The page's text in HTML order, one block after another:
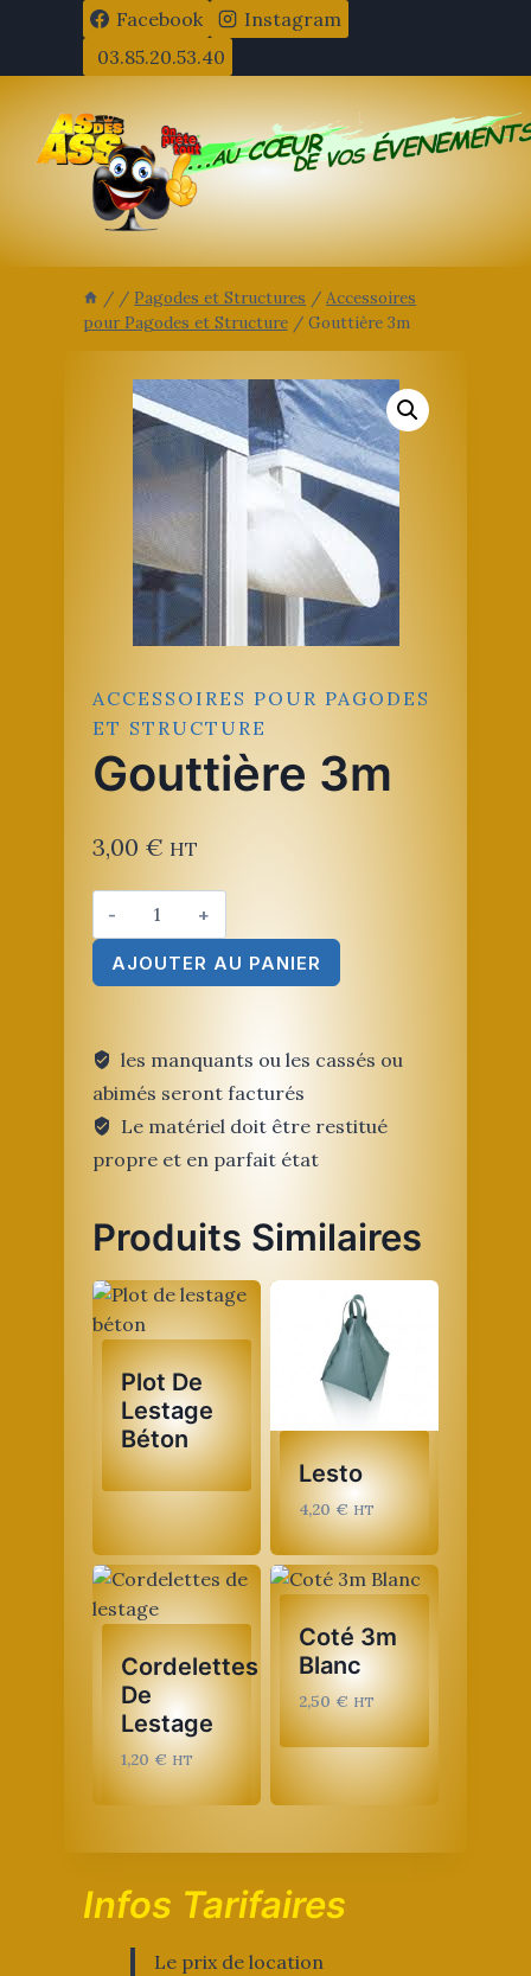
contenu
Facebook
Instagram
03.85.20.53.40
/ / Pagodes et Structures / Accessoires
pour Pagodes et Structure / Gouttière 3m
ACCESSOIRES POUR PAGODES
ET STRUCTURE
Gouttière 3m
3,00 € HT
quantité
de
Gouttière
3m
AJOUTER AU PANIER
les manquants ou les cassés ou
abimés seront facturés
Le matériel doit être restitué
propre et en parfait état
Produits Similaires
Plot De
Lestage
Béton
Lesto
4,20 € HT
Cordelettes
De
Lestage
1,20 € HT
Coté 3m
Blanc
2,50 € HT
Infos Tarifaires
Le prix de location